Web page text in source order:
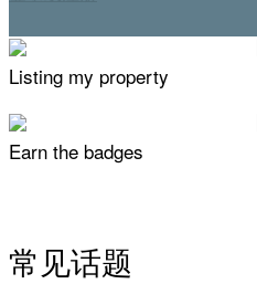
Listing my property
Earn the badges
常见话题